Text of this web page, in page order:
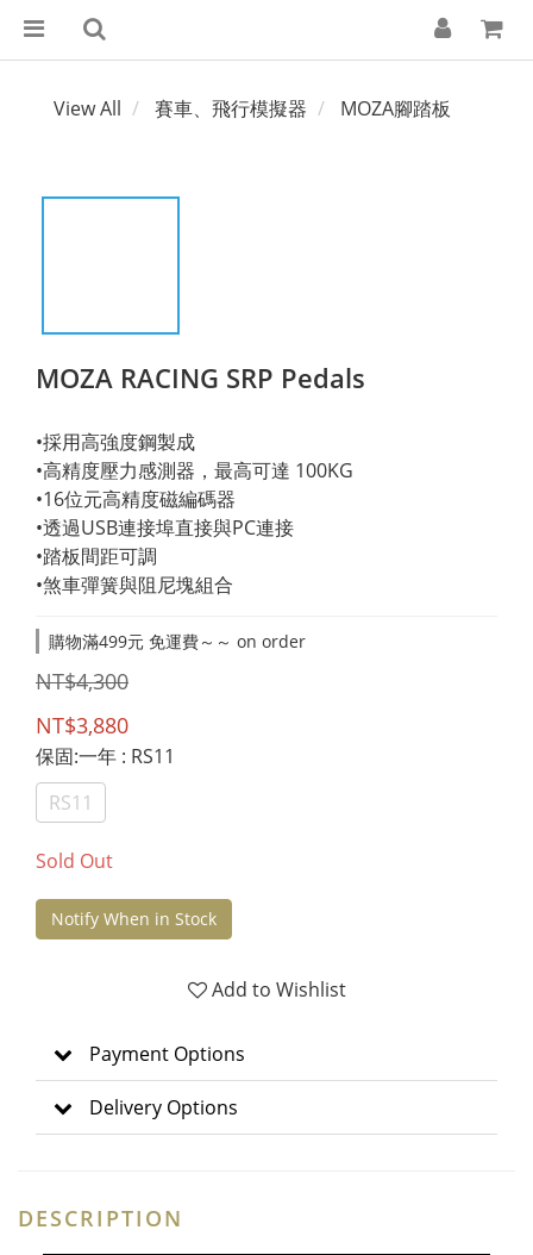
View All 賽車、飛行模擬器 MOZA腳踏板
MOZA RACING SRP Pedals
•採用高強度鋼製成
•高精度壓力感測器，最高可達 100KG
•16位元高精度磁編碼器
•透過USB連接埠直接與PC連接
•踏板間距可調
•煞車彈簧與阻尼塊組合
購物滿499元 免運費～～ on order
NT$4,300
NT$3,880
保固:一年 : RS11
RS11
Sold Out
Notify When in Stock
Add to Wishlist
Payment Options
Delivery Options
DESCRIPTION